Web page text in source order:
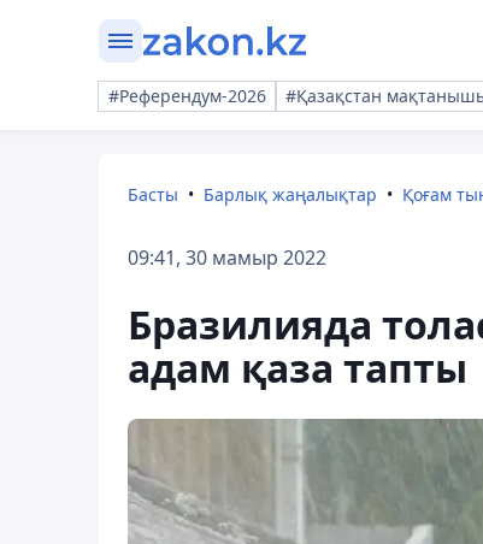
#Референдум-2026 #Қазақстан
Басты Барлық жаңалықтар Қоғам
09:41, 30 мамыр 2022
Бразилияда
адам қаза тапты